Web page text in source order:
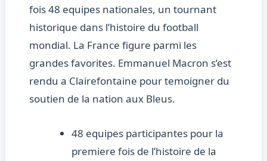
fois 48 equipes nationales, un tournant
historique dans l’histoire du football
mondial. La France figure parmi les
grandes favorites. Emmanuel Macron s’est
rendu a Clairefontaine pour temoigner du
soutien de la nation aux Bleus.
48 equipes participantes pour la
premiere fois de l’histoire de la